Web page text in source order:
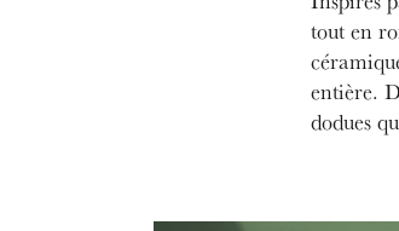
tout en
entière.
dodues